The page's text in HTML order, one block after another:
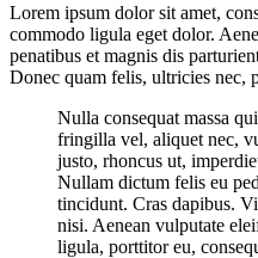
Lorem ipsum dolor sit amet,
commodo ligula eget dolor.
penatibus et magnis dis
Donec quam felis, ultricies nec,
Nulla consequat massa
fringilla vel, aliquet nec,
justo, rhoncus ut,
Nullam dictum felis eu
tincidunt. Cras dapibus.
nisi. Aenean vulputate
ligula, porttitor eu,